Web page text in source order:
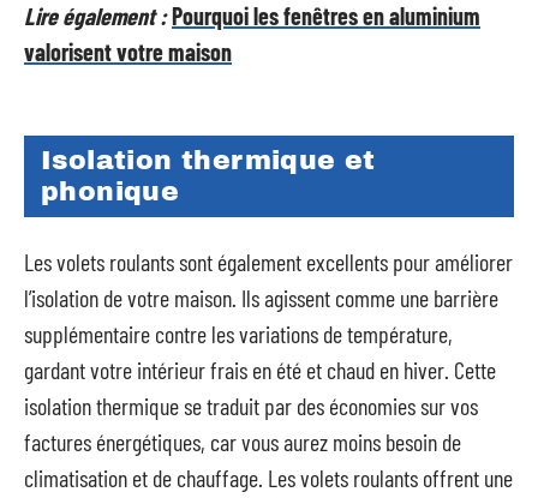
Lire également :Pourquoi les fenêtres en aluminium
valorisent votre maison
Isolation thermique et
phonique
Les volets roulants sont également excellents pour améliorer
l’isolation de votre maison. Ils agissent comme une barrière
supplémentaire contre les variations de température,
gardant votre intérieur frais en été et chaud en hiver. Cette
isolation thermique se traduit par des économies sur vos
factures énergétiques, car vous aurez moins besoin de
climatisation et de chauffage. Les volets roulants offrent une